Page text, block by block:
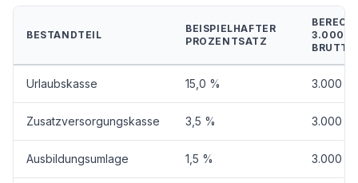
BESTANDTEIL
BEISPIELHAFTER
PROZENTSATZ
3.000 €
Urlaubskasse 15,0 % 3.000 €
Zusatzversorgungskasse 3,5 % 3.000 €
Ausbildungsumlage 1,5 % 3.000 €